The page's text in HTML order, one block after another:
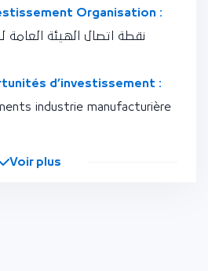
Organisation :
نقطة اتصال الهيئة العامة
d’investissement :
industrie manufacturière
Voir plus